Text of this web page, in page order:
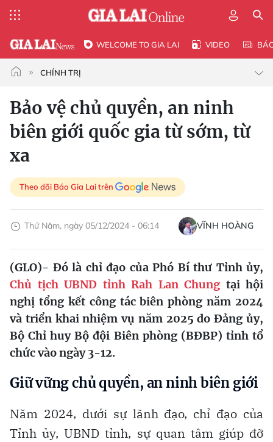
WELCOME TO GIA LAI VIDEO
CHÍNH TRỊ
Bảo vệ chủ quyền, an ninh
biên giới quốc gia từ sớm, từ
xa
Theo dõi Báo Gia Lai trên
Thứ Năm, ngày 05/12/2024 - 06:14 VĨNH HOÀNG
(GLO)- Đó là chỉ đạo của Phó Bí thư Tỉnh ủy,
Chủ tịch UBND tỉnh Rah Lan Chung tại hội
nghị tổng kết công tác biên phòng năm 2024
và triển khai nhiệm vụ năm 2025 do Đảng ủy,
Bộ Chỉ huy Bộ đội Biên phòng (BĐBP) tỉnh tổ
chức vào ngày 3-12.
Giữ vững chủ quyền, an ninh biên giới
Năm 2024, dưới sự lãnh đạo, chỉ đạo của
Tỉnh ủy, UBND tỉnh, sự quan tâm giúp đỡ